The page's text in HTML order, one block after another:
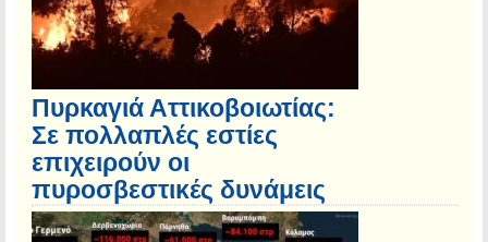
Πυρκαγιά Αττικοβοιωτίας:
Σε πολλαπλές εστίες
επιχειρούν οι
πυροσβεστικές δυνάμεις